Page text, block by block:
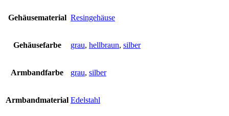
Gehäusematerial Resingehäuse
Gehäusefarbe grau, hellbraun, silber
Armbandfarbe grau, silber
Armbandmaterial Edelstahl